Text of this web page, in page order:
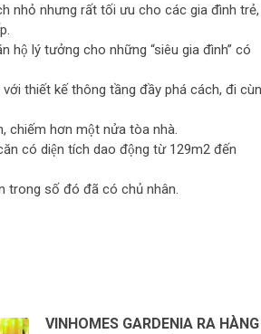
nhỏ nhưng rất tối ưu cho các gia đình trẻ,
hộ lý tưởng cho những “siêu gia đình” có
với thiết kế thông tầng đầy phá cách, đi
chiếm hơn một nửa tòa nhà.
có diện tích dao động từ 129m2 đến
trong số đó đã có chủ nhân.
VINHOMES GARDENIA RA HÀNG